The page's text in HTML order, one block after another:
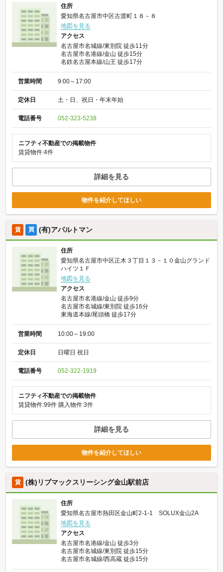
住所
愛知県名古屋市中区古渡町１８－８
地図を見る
アクセス
名古屋市名城線/東別院 徒歩11分
名古屋市名港線/金山 徒歩15分
名鉄名古屋本線/山王 徒歩17分
営業時間 9:00～17:00
定休日 土・日、祝日・年末年始
電話番号 052-323-5238
ニフティ不動産での掲載物件
賃貸物件:4件
詳細を見る
物件を紹介してほしい
賃 買 (有)アパルトマン
住所
愛知県名古屋市中区正木３丁目１３－１０金山グランド
ハイツ１Ｆ
地図を見る
アクセス
名古屋市名港線/金山 徒歩9分
名古屋市名城線/東別院 徒歩16分
東海道本線/尾頭橋 徒歩17分
営業時間 10:00～19:00
定休日 日曜日 祝日
電話番号 052-322-1919
ニフティ不動産での掲載物件
賃貸物件:99件 購入物件:3件
詳細を見る
物件を紹介してほしい
賃 (株)リブマックスリーシング金山駅前店
住所
愛知県名古屋市熱田区金山町2-1-1 SOLUX金山2A
地図を見る
アクセス
名古屋市名港線/金山 徒歩3分
名古屋市名城線/東別院 徒歩15分
名古屋市名城線/西高蔵 徒歩15分